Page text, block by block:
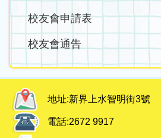
校友會申請表
校友會通告
地址:新界上水智明街3號
電話:2672 9917